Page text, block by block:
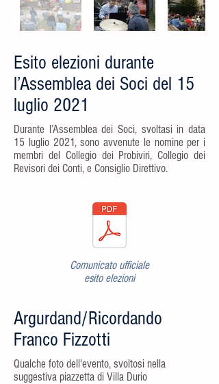
Esito elezioni durante
l’Assemblea dei Soci del 15
luglio 2021
Durante l’Assemblea dei Soci, svoltasi in data
15 luglio 2021, sono avvenute le nomine per i
membri del Collegio dei Probiviri, Collegio dei
Revisori dei Conti, e Consiglio Direttivo.
Comunicato ufficiale
esito elezioni
Argurdand/Ricordando
Franco Fizzotti
Qualche foto dell'evento, svoltosi nella
suggestiva piazzetta di Villa Durio